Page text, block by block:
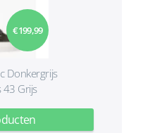
€ 199,99
Donkergrijs
43 Grijs